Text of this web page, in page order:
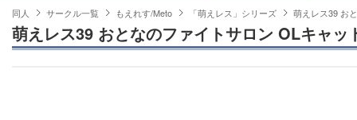
同人 サークル一覧 もえれす/Meto 「萌えレス」シリーズ 萌えレス39 お
萌えレス39 おとなのファイトサロン OLキャッ